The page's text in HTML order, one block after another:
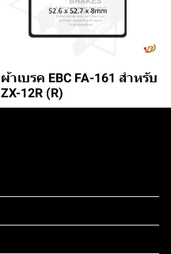
ผ้าเบรค EBC FA-161 สำหรับ
ZX-12R (R)